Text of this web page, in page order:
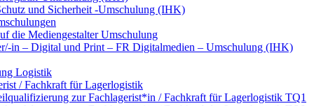
und Sicherheit -Umschulung (IHK)
die Mediengestalter Umschulung
in – Digital und Print – FR Digitalmedien – Umschulung (IHK)
Logistik
/ Fachkraft für Lagerlogistik
zur Fachlagerist*in / Fachkraft für Lagerlogistik TQ1